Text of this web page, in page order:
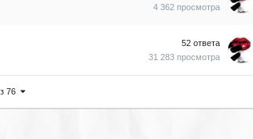
4 362 просмотра
52 ответа
31 283 просмотра
76